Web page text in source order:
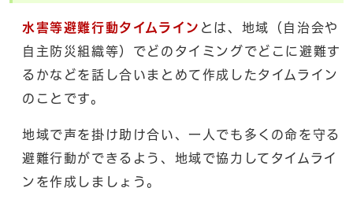
水害等避難行動タイムライン とは、地域（自治会や
自主防災組織等）でどのタイミングでどこに避難す
るかなどを話し合いまとめて作成したタイムライン
のことです。
地域で声を掛け助け合い、一人でも多くの命を守る
避難行動ができるよう、地域で協力してタイムライ
ンを作成しましょう。